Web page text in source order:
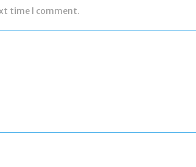
time I comment.